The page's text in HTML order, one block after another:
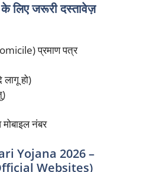
के लिए जरूरी दस्तावेज़
प्रमाण पत्र
लागू हो)
मोबाइल नंबर
Yojana 2026 –
Websites)